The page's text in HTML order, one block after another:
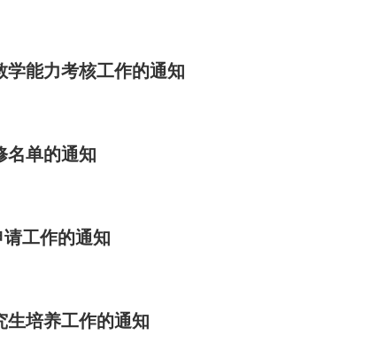
学能力考核工作的通知
名单的通知
工作的通知
生培养工作的通知